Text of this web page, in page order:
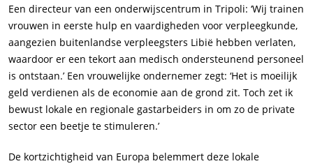
Een directeur van een onderwijscentrum in Tripoli: ‘Wij trainen
vrouwen in eerste hulp en vaardigheden voor verpleegkunde,
aangezien buitenlandse verpleegsters Libië hebben verlaten,
waardoor er een tekort aan medisch ondersteunend personeel
is ontstaan.’ Een vrouwelijke ondernemer zegt: ‘Het is moeilijk
geld verdienen als de economie aan de grond zit. Toch zet ik
bewust lokale en regionale gastarbeiders in om zo de private
sector een beetje te stimuleren.’
De kortzichtigheid van Europa belemmert deze lokale